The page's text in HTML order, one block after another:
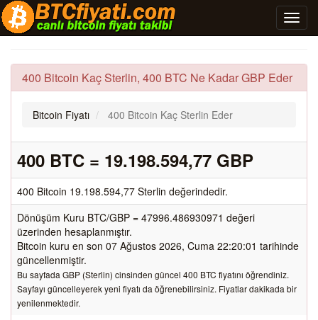
400 Bitcoin Kaç Sterlin, 400 BTC Ne Kadar GBP Eder
Bitcoin Fiyatı 400 Bitcoin Kaç Sterlin Eder
400 BTC = 19.198.594,77 GBP
400 Bitcoin 19.198.594,77 Sterlin değerindedir.
Dönüşüm Kuru BTC/GBP = 47996.486930971 değeri
üzerinden hesaplanmıştır.
Bitcoin kuru en son 07 Ağustos 2026, Cuma 22:20:01 tarihinde
güncellenmiştir.
Bu sayfada GBP (Sterlin) cinsinden güncel 400 BTC fiyatını öğrendiniz.
Sayfayı güncelleyerek yeni fiyatı da öğrenebilirsiniz. Fiyatlar dakikada bir
yenilenmektedir.